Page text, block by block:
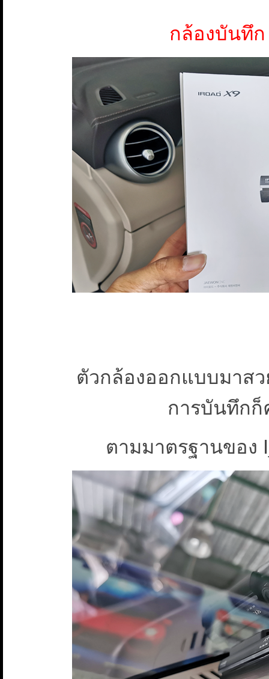
กล้องบันทึก
ตัวกล้องออกแบบมาส
การบันทึกก็
ตามมาตรฐานของ